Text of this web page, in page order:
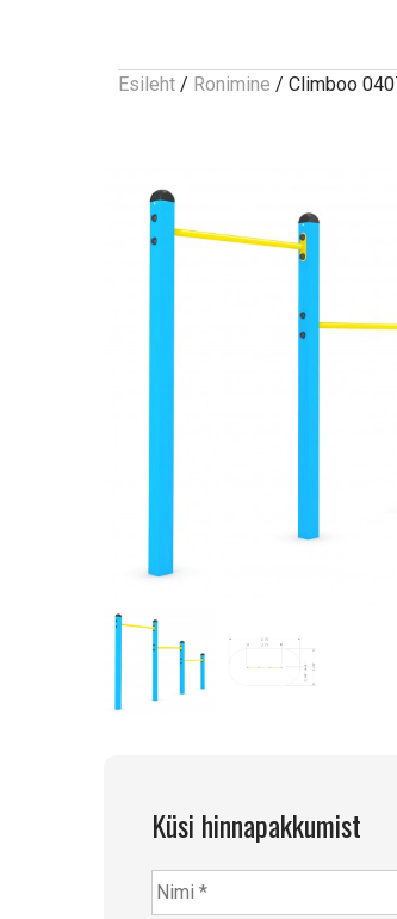
Esileht/ Ronimine / Climboo
Küsi hinnapakkumist